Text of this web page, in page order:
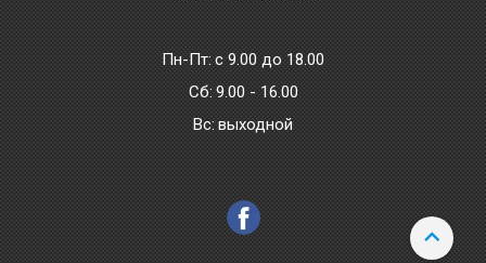
Пн-Пт:с 9.00 до 18.00
Сб: 9.00 - 16.00
Bc: выходной